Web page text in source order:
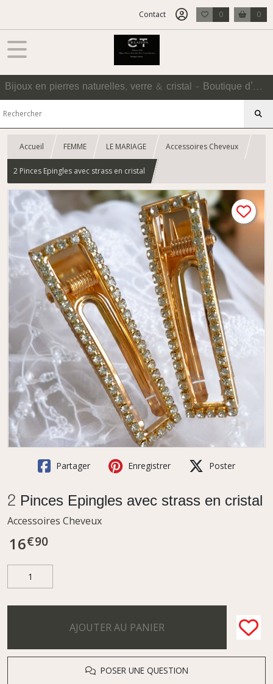
Contact 0 0
Bijoux en pierres naturelles, verre & cristal - Boutique d'Accessoires
Accueil FEMME LE MARIAGE Accessoires Cheveux
2 Pinces Epingles avec strass en cristal
Partager Enregistrer Poster
2 Pinces Epingles avec strass en cristal
Accessoires Cheveux
16€90
AJOUTER AU PANIER
POSER UNE QUESTION